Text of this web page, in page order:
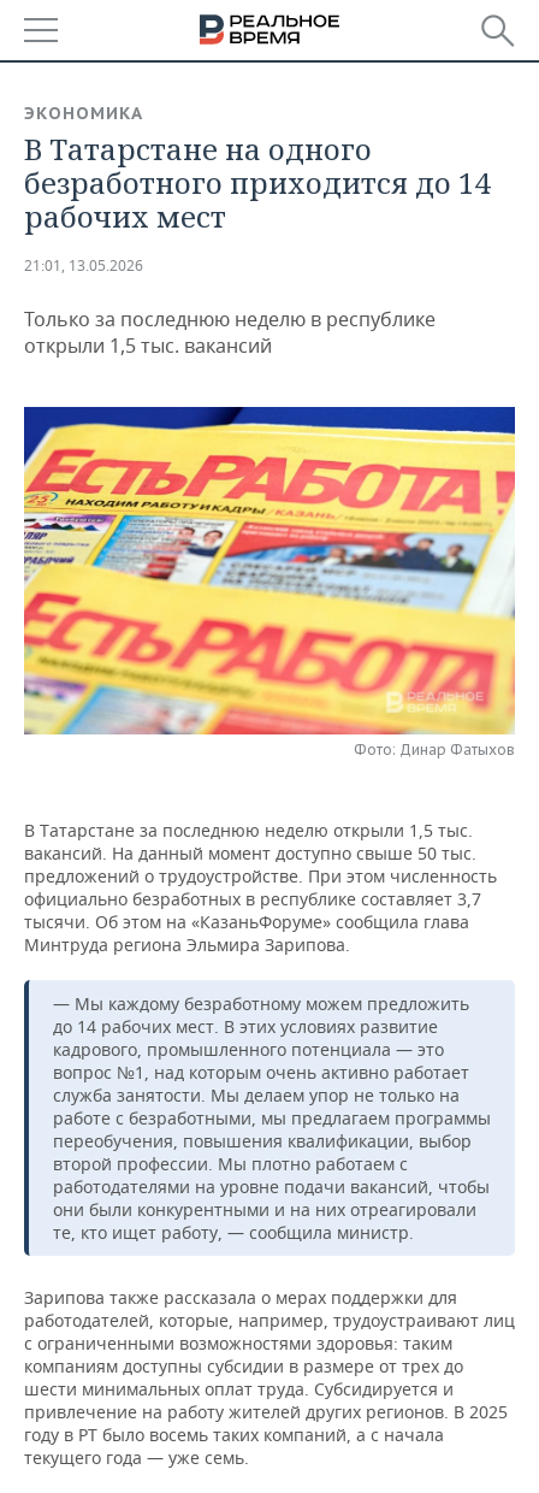
БАШКОРТОСТАН
ТАТАРСТАН
НОВОСТИ
АНАЛИТИКА
ДЕКЛАРАЦИИ О ДОХОДАХ
КОРОЛИ ГОСЗАКАЗА ПФО
ВУЗЫ ТАТАРСТАНА
КОМУ ПРИНАДЛЕЖАТ
ТОРГОВЫЕ ЦЕНТРЫ
ТАТАРСТАНА
НОВОСТИ ЭКОНОМИКИ
ФИНАНСЫ
БАНКИ
БЮДЖЕТ
ИНВЕСТИЦИИ
ПРОМЫШЛЕННОСТЬ
НОВОСТИ
АГРОПРОМ
МАШИНОСТРОЕНИЕ
НЕФТЕХИМИЯ
НЕФТЬ
ОПК
ЭНЕРГЕТИКА
НЕДВИЖИМОСТЬ
НОВОСТИ НЕДВИЖИМОСТИ
АВТО
НОВОСТИ АВТО
БИЗНЕС
НОВОСТИ БИЗНЕСА
РОЗНИЧНАЯ ТОРГОВЛЯ
ТРАНСПОРТ
УСЛУГИ
ТЕХНОЛОГИИ
НОВОСТИ ТЕХНОЛОГИЙ
IT
МЕДИА
МЕРОПРИЯТИЯ
НОВОСТИ МЕРОПРИЯТИЙ
ВЫЕЗДНАЯ РЕДАКЦИЯ
ОТКРЫТАЯ ЛЕКЦИЯ
СПОРТ
НОВОСТИ СПОРТА
БАСКЕТБОЛ
ВОЛЕЙБОЛ
ФИГУРНОЕ КАТАНИЕ
ВОДНЫЕ ВИДЫ СПОРТА
ХОККЕЙ С МЯЧОМ
ОБЩЕСТВО
ИНФРАСТРУКТУРА
ИСТОРИЯ
МЕДИЦИНА
ОБРАЗОВАНИЕ
ПРОИСШЕСТВИЯ
СПРАВОЧНИК
СПИСОК ПЕРСОН
ПОЛНАЯ ВЕРСИЯ
ЭКОНОМИКА
В Татарстане на одного
безработного приходится до 14
рабочих мест
21:01, 13.05.2026
Только за последнюю неделю в республике
открыли 1,5 тыс. вакансий
Фото: Динар Фатыхов
В Татарстане за последнюю неделю открыли 1,5 тыс.
вакансий. На данный момент доступно свыше 50 тыс.
предложений о трудоустройстве. При этом численность
официально безработных в республике составляет 3,7
тысячи. Об этом на «КазаньФоруме» сообщила глава
Минтруда региона Эльмира Зарипова.
— Мы каждому безработному можем предложить
до 14 рабочих мест. В этих условиях развитие
кадрового, промышленного потенциала — это
вопрос №1, над которым очень активно работает
служба занятости. Мы делаем упор не только на
работе с безработными, мы предлагаем программы
переобучения, повышения квалификации, выбор
второй профессии. Мы плотно работаем с
работодателями на уровне подачи вакансий, чтобы
они были конкурентными и на них отреагировали
те, кто ищет работу, — сообщила министр.
Зарипова также рассказала о мерах поддержки для
работодателей, которые, например, трудоустраивают лиц
с ограниченными возможностями здоровья: таким
компаниям доступны субсидии в размере от трех до
шести минимальных оплат труда. Субсидируется и
привлечение на работу жителей других регионов. В 2025
году в РТ было восемь таких компаний, а с начала
текущего года — уже семь.